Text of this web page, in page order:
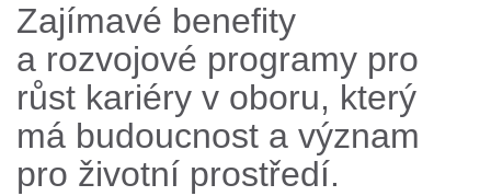
Zajímavé benefity
a rozvojové programy pro
růst kariéry v oboru, který
má budoucnost a význam
pro životní prostředí.